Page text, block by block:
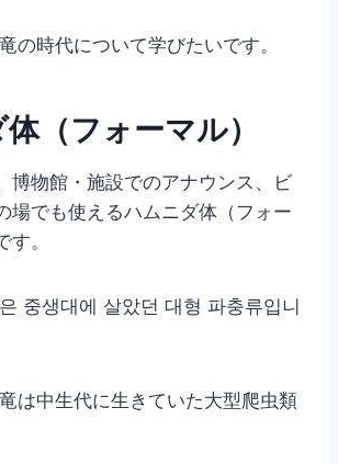
の時代について学びたいです。
（フォーマル）
博物館・施設でのアナウンス、ビ
場でも使えるハムニダ体（フォー
。
중생대에 살았던 대형 파충류입니
は中生代に生きていた大型爬虫類